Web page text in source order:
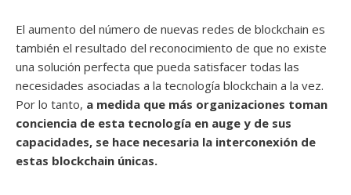
El aumento del número de nuevas redes de blockchain es
también el resultado del reconocimiento de que no existe
una solución perfecta que pueda satisfacer todas las
necesidades asociadas a la tecnología blockchain a la vez.
Por lo tanto, a medida que más organizaciones toman
conciencia de esta tecnología en auge y de sus
capacidades, se hace necesaria la interconexión de
estas blockchain únicas.